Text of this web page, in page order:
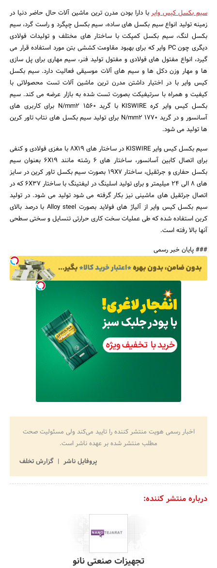
جستجو
سیم بکسل کیس وایربا دارا بودن مدرن ترین ماشین آلات حال حاضر دنیا در
زمینه تولید انواع سیم بکسل های ساده، سیم بکسل چپگرد و راست گرد، سیم
بکسل لنگ، سیم بکسل کمپکت با ساختار های مختلف و تولیدات فولادی
دیگری چون PC وایر که برای بهبود مقاومت کششی بتن مورد استفاده قرار می
گیرد، انواع مفتول های فولادی و مفتول تولید فنر، سیم مهاری برای پل سازی
ها و مهار وزن دکل ها و سیم های آلات موسیقی فعالیت دارد. سیم بکسل
کیس وایر با در اختیار داشتن مدرن ترین ماشین آلات تست محصولاتی با
کیفیت و همراه با سرتیفیکت بصورت تست شده به بازار عرضه می کند. سیم
بکسل کیس وایر کره KISWIRE با گرید 1560 N/mm2 برای کاربری های
آسانسور و در گرید 1770 N/mm2 برای تولید سیم بکسل های نتاب تاور کرین
ها تولید می شود.
سیم بکسل کیس وایر KISWIRE در ساختار های 8X19 با مغزی فولادی و کنفی
برای اتصال کابین آسانسور، ساختار های 6 رشته مانند 6X19 بعنوان سیم
بکسل حفاری و جرثقیل، ساختار 19X7 بصورت سیم بکسل تاور کرین در سایز
های 8 الی 24 میلیمتر و برای تولید اسلینگ در لیفتینگ با ساختار 6X37 که در
اتصال جرثقیل های ماشینی نیز بکار گرفته می شود تولید می شود. در تولید
سیم بکسل کیس وایر از آلیاژ های فولاید بصورت Alloy steel با درصد بالای
کربن استفاده شده که طی عملیات سخت کاری حرارتی تنسایل و سختی سطحی
آنها بالا رفته است.
### پایان خبر رسمی
اخبار رسمی هویت منتشر کننده را تایید می‌کند ولی مسئولیت صحت
مطلب منتشر شده بر عهده ناشر است.
پروفایل ناشر
گزارش تخلف
درباره منتشر کننده:
تجهیزات صنعتی نانو